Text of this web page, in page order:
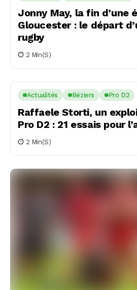
Jonny May, la fin d’une
Gloucester : le départ
rugby
2 Min(s)
Actualités Béziers Pro D2
Raffaele Storti, un
Pro D2 : 21 essais pour
2 Min(s)